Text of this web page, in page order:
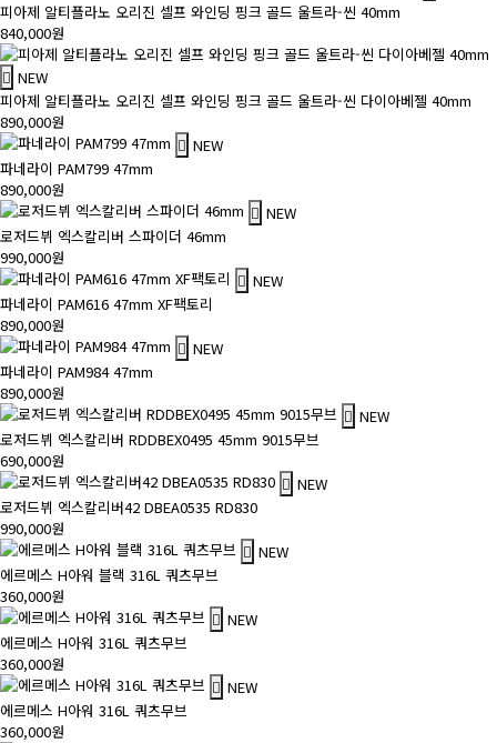
피아제 알티플라노 오리진 셀프 와인딩 핑크 골드 울트라-씬 40mm
840,000원
NEW
피아제 알티플라노 오리진 셀프 와인딩 핑크 골드 울트라-씬 다이아베젤 40mm
890,000원
NEW
파네라이 PAM799 47mm
890,000원
NEW
로저드뷔 엑스칼리버 스파이더 46mm
990,000원
NEW
파네라이 PAM616 47mm XF팩토리
890,000원
NEW
파네라이 PAM984 47mm
890,000원
NEW
로저드뷔 엑스칼리버 RDDBEX0495 45mm 9015무브
690,000원
NEW
로저드뷔 엑스칼리버42 DBEA0535 RD830
990,000원
NEW
에르메스 H아워 블랙 316L 쿼츠무브
360,000원
NEW
에르메스 H아워 316L 쿼츠무브
360,000원
NEW
에르메스 H아워 316L 쿼츠무브
360,000원